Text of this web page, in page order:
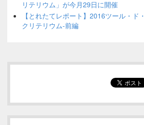
リテリウム」が今月29日に開催
【とれたてレポート】2016ツール・ド
クリテリウム-前編